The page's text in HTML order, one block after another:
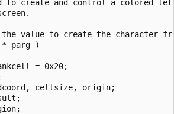
to create and control a colored
value to create the character
* parg )
= 0x20;
cellsize, origin;